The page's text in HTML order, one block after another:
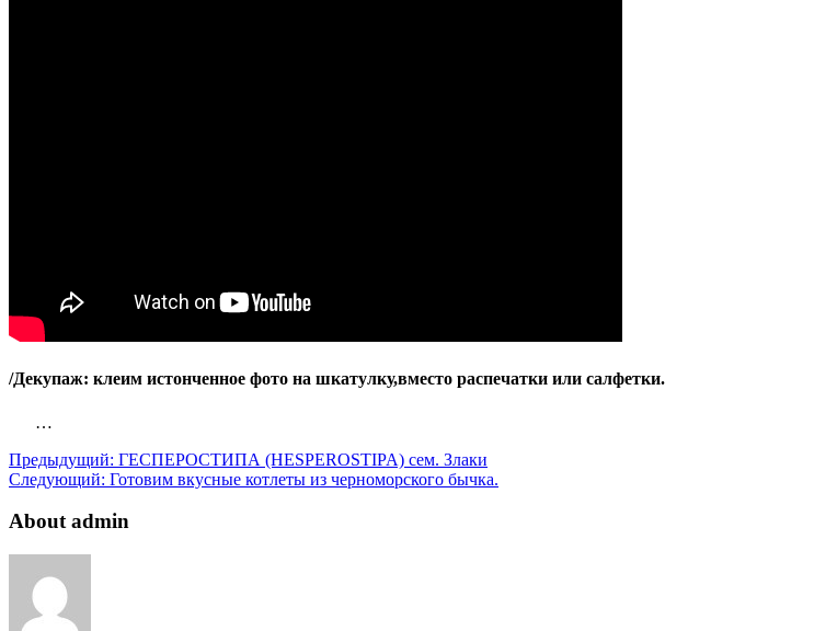
/Декупаж: клеим истонченное фото на шкатулку,вместо распечатки или салфетки.
…
Предыдущий: ГЕСПЕРОСТИПА (HESPEROSTIPA) сем. Злаки
Следующий: Готовим вкусные котлеты из черноморского бычка.
About admin